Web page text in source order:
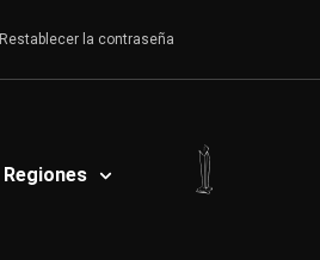
Restablecer la contraseña
Regiones